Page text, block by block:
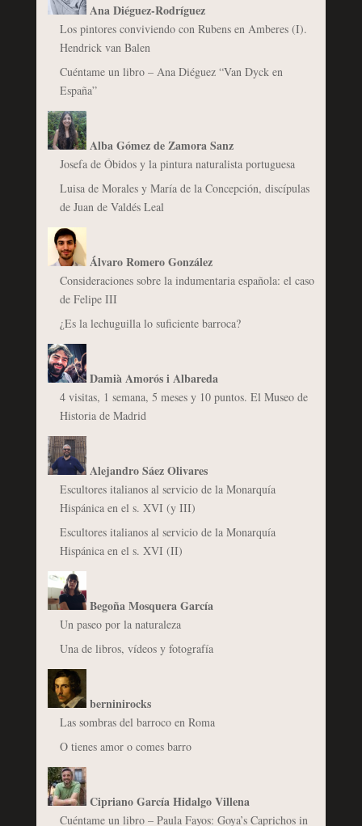
Ana Diéguez-Rodríguez
Los pintores conviviendo con Rubens en Amberes (I).
Hendrick van Balen
Cuéntame un libro – Ana Diéguez “Van Dyck en
España”
Alba Gómez de Zamora Sanz
Josefa de Óbidos y la pintura naturalista portuguesa
Luisa de Morales y María de la Concepción, discípulas
de Juan de Valdés Leal
Álvaro Romero González
Consideraciones sobre la indumentaria española: el caso
de Felipe III
¿Es la lechuguilla lo suficiente barroca?
Damià Amorós i Albareda
4 visitas, 1 semana, 5 meses y 10 puntos. El Museo de
Historia de Madrid
Alejandro Sáez Olivares
Escultores italianos al servicio de la Monarquía
Hispánica en el s. XVI (y III)
Escultores italianos al servicio de la Monarquía
Hispánica en el s. XVI (II)
Begoña Mosquera García
Un paseo por la naturaleza
Una de libros, vídeos y fotografía
berninirocks
Las sombras del barroco en Roma
O tienes amor o comes barro
Cipriano García Hidalgo Villena
Cuéntame un libro – Paula Fayos: Goya’s Caprichos in